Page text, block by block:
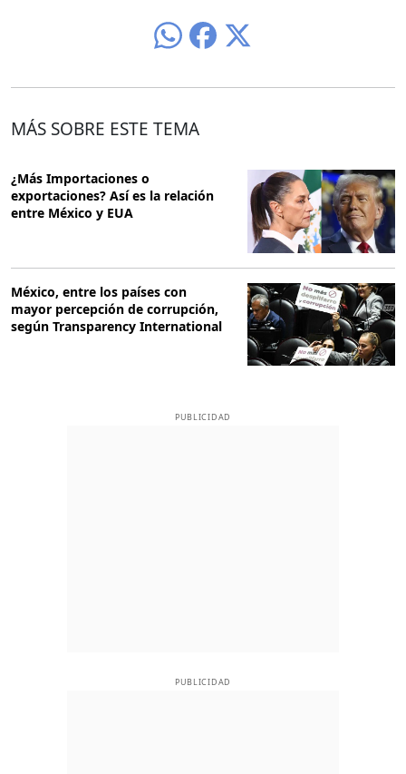
MÁS SOBRE ESTE TEMA
¿Más Importaciones o
exportaciones? Así es la relación
entre México y EUA
México, entre los países con
mayor percepción de corrupción,
según Transparency International
PUBLICIDAD
PUBLICIDAD